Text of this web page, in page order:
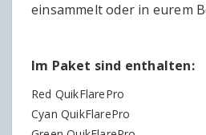
einsammelt oder in eurem
Im Paket sind enthalten:
Red QuikFlarePro
Cyan QuikFlarePro